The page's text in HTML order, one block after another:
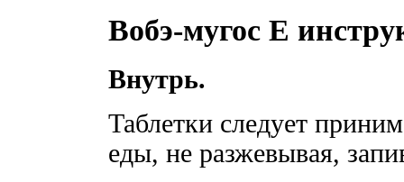
Вобэ-мугос Е
Внутрь.
Таблетки следует
еды, не разжевывая,